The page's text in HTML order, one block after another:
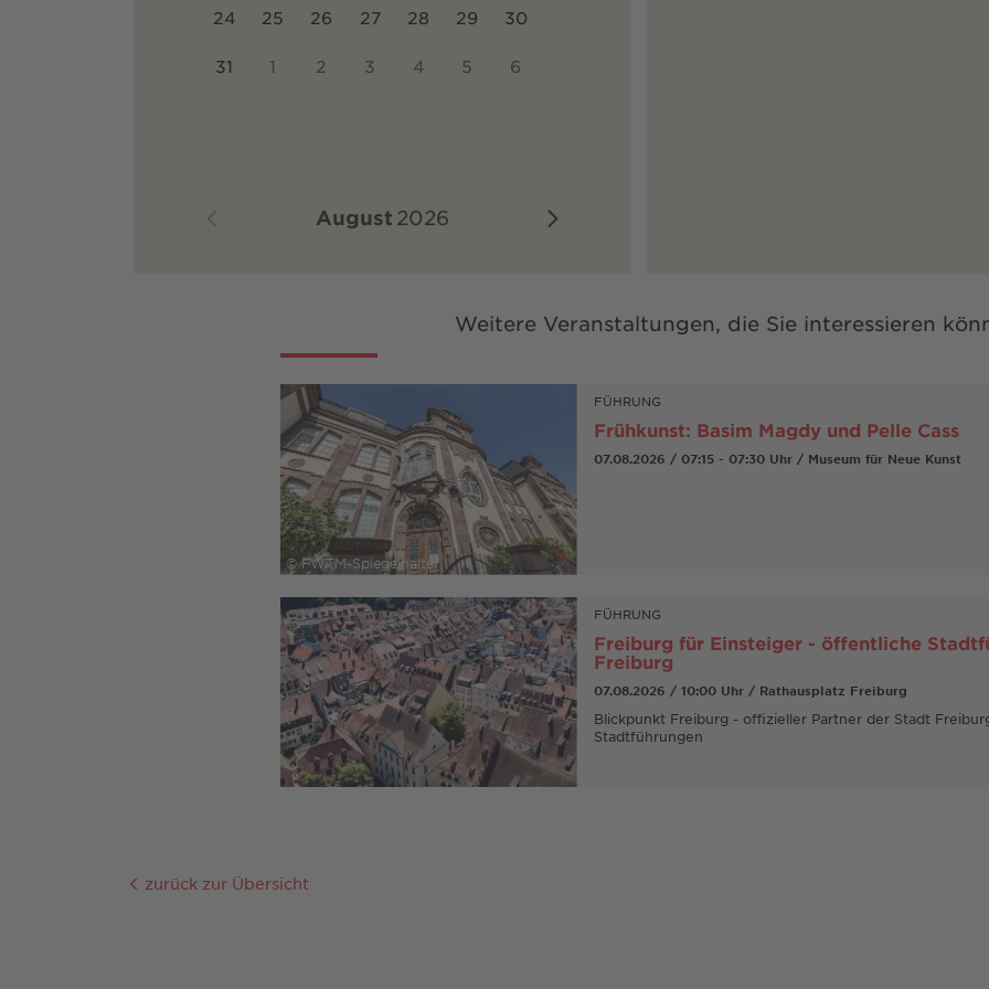
August 2026
24 25 26 27 28 29 30
31 1 2 3 4 5 6
Weitere Veranstaltungen, die Sie interessieren
© FWTM-Spiegelhalter
FÜHRUNG
Frühkunst: Basim Magdy und Pelle Cass
07.08.2026 / 07:15 - 07:30 Uhr / Museum für Neue Kunst
FÜHRUNG
Freiburg für Einsteiger - öffentliche
Freiburg
07.08.2026 / 10:00 Uhr / Rathausplatz Freiburg
Blickpunkt Freiburg - offizieller Partner der Stadt
Stadtführungen
zurück zur Übersicht